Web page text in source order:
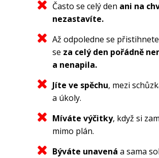
Často se celý den ani na
nezastavíte.
Až odpoledne se
se za celý den pořádně
a nenapila.
Jíte ve spěchu, mezi
a úkoly.
Míváte výčitky, když si
mimo plán.
Býváte unavená a sama